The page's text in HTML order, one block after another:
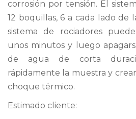
corrosión por tensión. El
12 boquillas, 6 a cada lado de
sistema de rociadores
unos minutos y luego
de agua de corta
rápidamente la muestra y
choque térmico.
Estimado cliente: